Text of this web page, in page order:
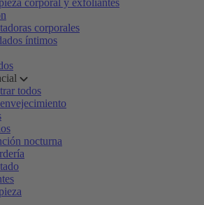
corporal y exfoliantes
corporales
íntimos
todos
nocturna